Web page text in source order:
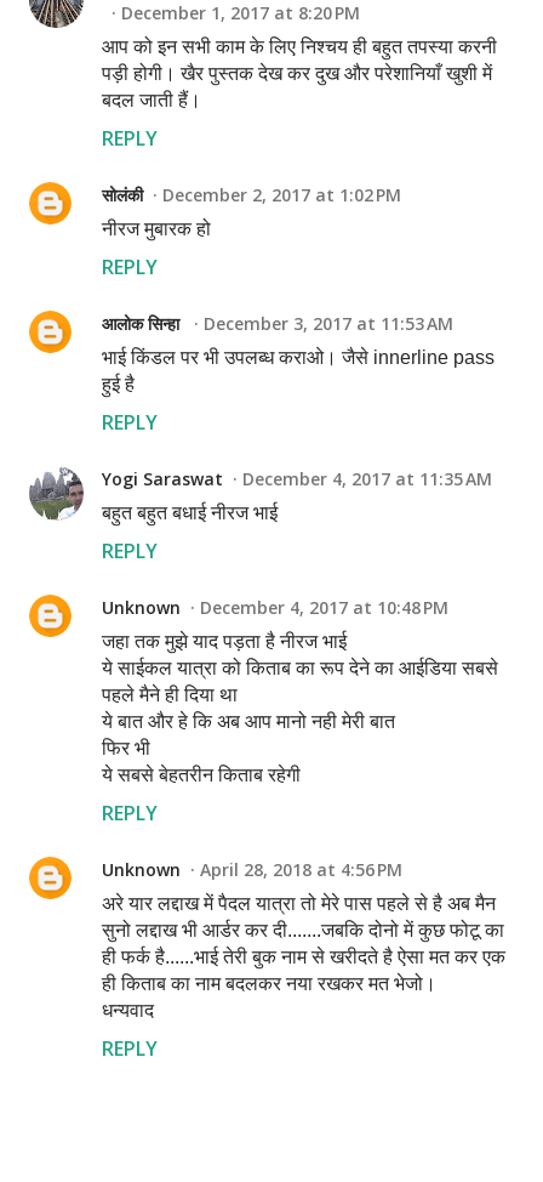
December 1, 2017 at 8:20 PM
आप को इन सभी काम के लिए निश्चय ही बहुत तपस्या करनी
पड़ी होगी। खैर पुस्तक देख कर दुख और परेशानियाँ खुशी में
बदल जाती हैं।
REPLY
सोलंकी December 2, 2017 at 1:02 PM
नीरज मुबारक हो
REPLY
आलोक सिन्हा December 3, 2017 at 11:53 AM
भाई किंडल पर भी उपलब्ध कराओ। जैसे innerline pass
हुई है
REPLY
Yogi Saraswat December 4, 2017 at 11:35 AM
बहुत बहुत बधाई नीरज भाई
REPLY
Unknown December 4, 2017 at 10:48 PM
जहा तक मुझे याद पड़ता है नीरज भाई
ये साईकल यात्रा को किताब का रूप देने का आईडिया सबसे
पहले मैने ही दिया था
ये बात और हे कि अब आप मानो नही मेरी बात
फिर भी
ये सबसे बेहतरीन किताब रहेगी
REPLY
Unknown April 28, 2018 at 4:56 PM
अरे यार लद्दाख में पैदल यात्रा तो मेरे पास पहले से है अब मैन
सुनो लद्दाख भी आर्डर कर दी.......जबकि दोनो में कुछ फोटू का
ही फर्क है......भाई तेरी बुक नाम से खरीदते है ऐसा मत कर एक
ही किताब का नाम बदलकर नया रखकर मत भेजो।
धन्यवाद
REPLY